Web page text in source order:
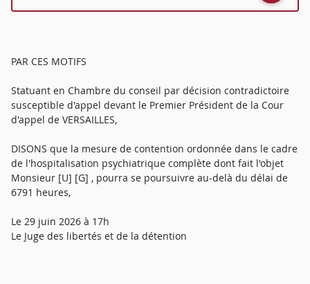
PAR CES MOTIFS
Statuant en Chambre du conseil par décision contradictoire
susceptible d'appel devant le Premier Président de la Cour
d'appel de VERSAILLES,
DISONS que la mesure de contention ordonnée dans le cadre
de l'hospitalisation psychiatrique complète dont fait l'objet
Monsieur [U] [G] , pourra se poursuivre au-delà du délai de
6791 heures,
Le 29 juin 2026 à 17h
Le Juge des libertés et de la détention